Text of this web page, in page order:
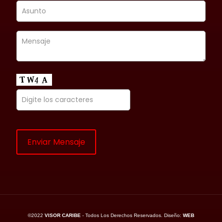
©2022 VISOR CARIBE - Todos Los Derechos Reservados. Diseño: WEB